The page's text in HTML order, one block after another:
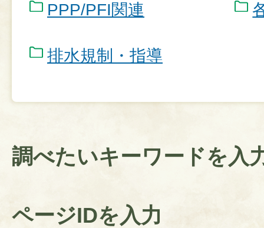
PPP/PFI関連
排水規制・指導
調べたいキーワードを入
ページIDを入力